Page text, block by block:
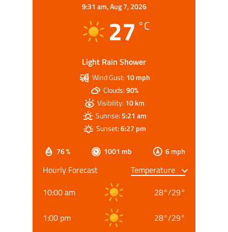
9:31 am,Aug 7, 2026
27 °C
Light Rain Shower
76 % 1001 mb 6 mph
Wind Gust: 10 mph
Clouds:90%
Visibility:10 km
Sunrise:5:21 am
Sunset:6:27 pm
Hourly Forecast
10:00 am
28°/29°
1:00 pm 28°/29°